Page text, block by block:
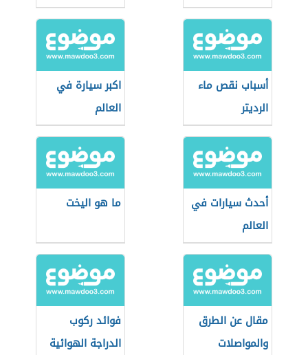
أسباب نقص ماء
الرديتر
اكبر سيارة في
العالم
أحدث سيارات في
العالم
ما هو اليخت
مقال عن الطرق
والمواصلات
فوائد ركوب
الدراجة الهوائية